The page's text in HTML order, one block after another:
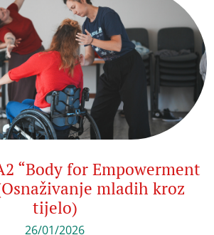
“Body for Empowerment
mladih kroz
tijelo)
26/01/2026